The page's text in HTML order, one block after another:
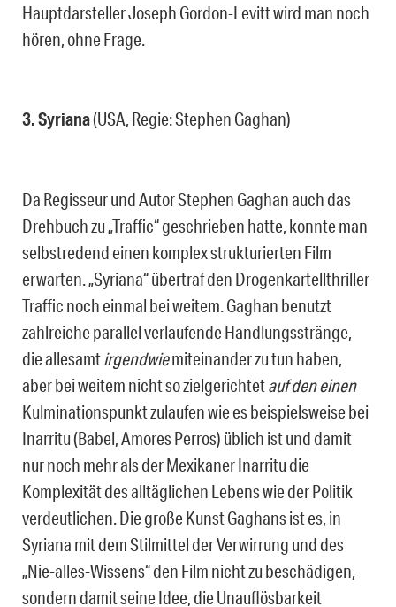
Hauptdarsteller Joseph Gordon-Levitt wird man noch
hören, ohne Frage.
3. Syriana(USA, Regie: Stephen Gaghan)
Da Regisseur und Autor Stephen Gaghan auch das
Drehbuch zu „Traffic“ geschrieben hatte, konnte man
selbstredend einen komplex strukturierten Film
erwarten. „Syriana“ übertraf den Drogenkartellthriller
Traffic noch einmal bei weitem. Gaghan benutzt
zahlreiche parallel verlaufende Handlungsstränge,
die allesamtirgendwiemiteinander zu tun haben,
aber bei weitem nicht so zielgerichtetauf den einen
Kulminationspunkt zulaufen wie es beispielsweise bei
Inarritu (Babel, Amores Perros) üblich ist und damit
nur noch mehr als der Mexikaner Inarritu die
Komplexität des alltäglichen Lebens wie der Politik
verdeutlichen. Die große Kunst Gaghans ist es, in
Syriana mit dem Stilmittel der Verwirrung und des
„Nie-alles-Wissens“ den Film nicht zu beschädigen,
sondern damit seine Idee, die Unauflösbarkeit